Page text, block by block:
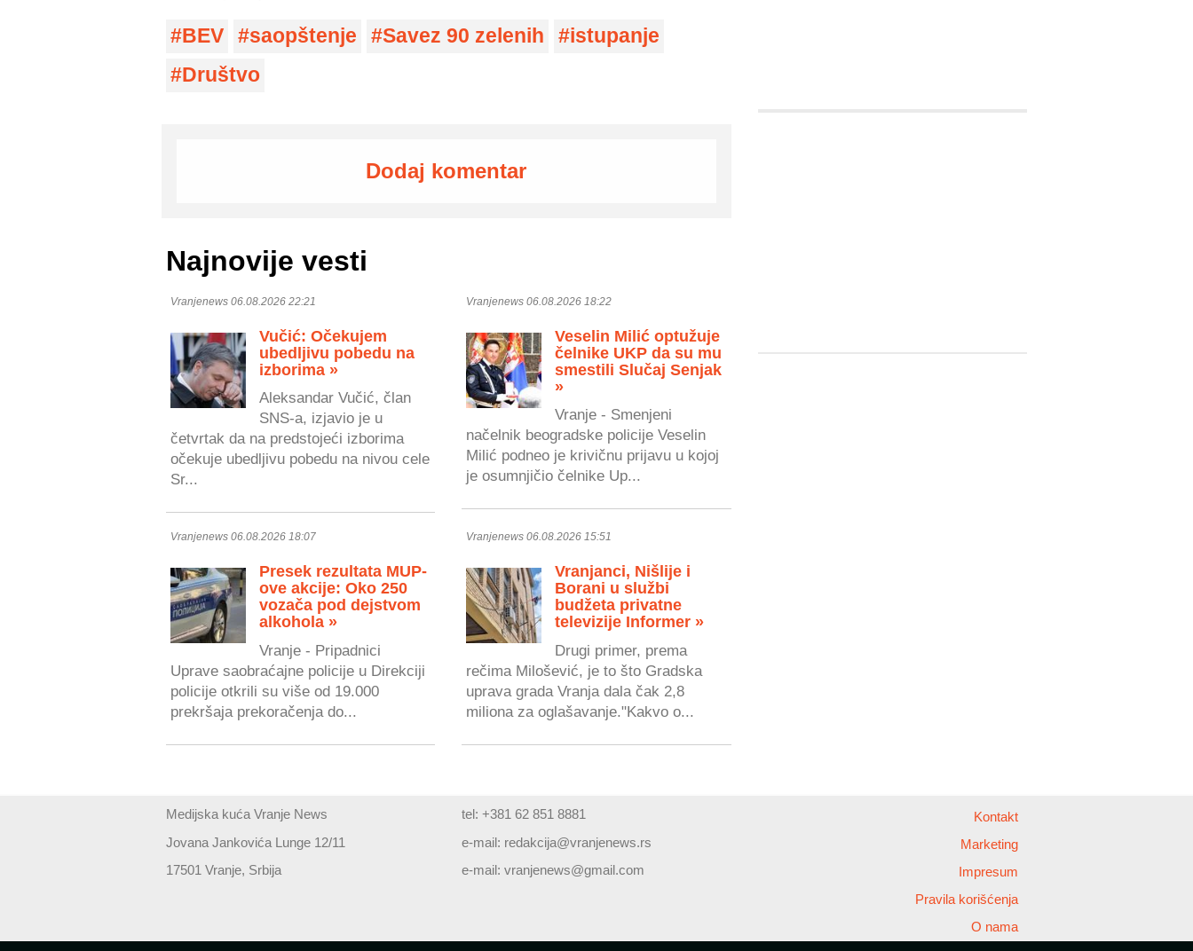
BEV saopštenje Savez 90 zelenih
istupanje
Društvo
Dodaj komentar
Najnovije vesti
Vranjenews 06.08.2026 22:21
Vučić: Očekujem
ubedljivu pobedu na
izborima »
Aleksandar Vučić, član
SNS-a, izjavio je u
četvrtak da na predstojeći izborima
očekuje ubedljivu pobedu na nivou cele
Sr...
Vranjenews 06.08.2026 18:22
Veselin Milić optužuje
čelnike UKP da su mu
smestili Slučaj Senjak
»
Vranje - Smenjeni
načelnik beogradske policije Veselin
Milić podneo je krivičnu prijavu u kojoj
je osumnjičio čelnike Up...
Vranjenews 06.08.2026 18:07
Presek rezultata MUP-
ove akcije: Oko 250
vozača pod dejstvom
alkohola »
Vranje - Pripadnici
Uprave saobraćajne policije u Direkciji
policije otkrili su više od 19.000
prekršaja prekoračenja do...
Vranjenews 06.08.2026 15:51
Vranjanci, Nišlije i
Borani u službi
budžeta privatne
televizije Informer »
Drugi primer, prema
rečima Milošević, je to što Gradska
uprava grada Vranja dala čak 2,8
miliona za oglašavanje."Kakvo o...
Medijska kuća Vranje News
Jovana Jankovića Lunge 12/11
17501 Vranje, Srbija
tel: +381 62 851 8881
e-mail: redakcija@vranjenews.rs
e-mail:vranjenews@gmail.com
Kontakt
Marketing
Impresum
Pravila korišćenja
O nama